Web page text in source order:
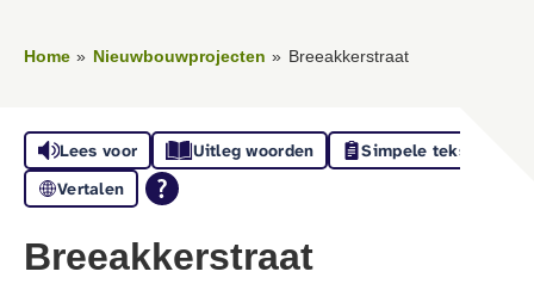
Home Nieuwbouwprojecten Breeakkerstraat
Lees voor Uitleg woorden
Simpele tekst
Vertalen
Breeakkerstraat